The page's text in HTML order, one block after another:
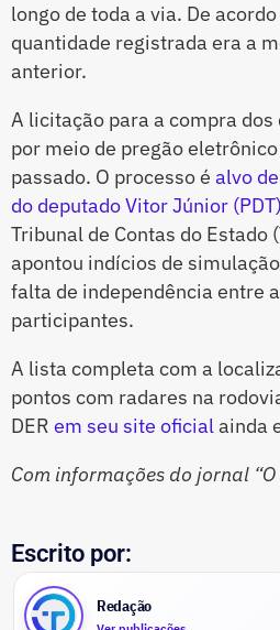
longo de toda a via. De
quantidade registrada era a
anterior.
A licitação para a compra
por meio de pregão
passado. O processo é alvo
do deputado Vitor Júnior (PDT)
Tribunal de Contas do Estado
apontou indícios de
falta de independência entre
participantes.
A lista completa com a
pontos com radares na
DER em seu site oficialainda
Com informações do jornal “O
Escrito por:
Redação